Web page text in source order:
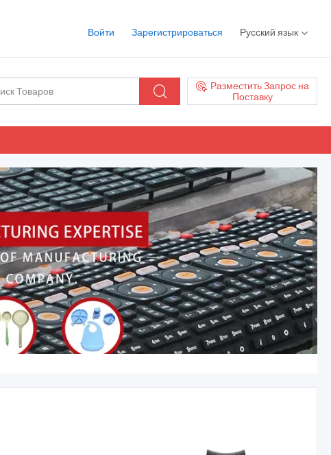
Войти Зарегистрироваться Русский язык
Разместить Запрос на
Поставку